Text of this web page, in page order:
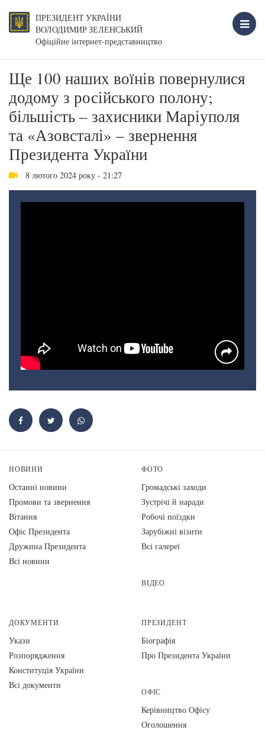
ПРЕЗИДЕНТ УКРАЇНИ
ВОЛОДИМИР ЗЕЛЕНСЬКИЙ
Офіційне інтернет-представництво
Ще 100 наших воїнів повернулися
додому з російського полону;
більшість – захисники Маріуполя
та «Азовсталі» – звернення
Президента України
8 лютого 2024 року - 21:27
НОВИНИ
Останні новини
Промови та звернення
Вiтання
Офіс Президента
Дружина Президента
Всі новини
ФОТО
Громадські заходи
Зустрічі й наради
Робочі поїздки
Зарубіжні візити
Всі галереї
ВІДЕО
ДОКУМЕНТИ
Укази
Розпорядження
Конституція України
Всі документи
ПРЕЗИДЕНТ
Біографія
Про Президента України
ОФІС
Керівництво Офісу
Оголошення